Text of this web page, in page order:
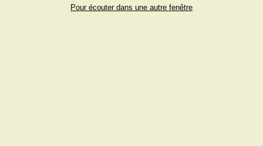
Pour écouter dans une autre fenêtre